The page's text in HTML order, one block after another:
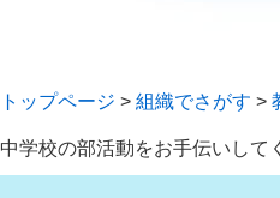
トップページ > 組織でさがす >
中学校の部活動をお手伝いして